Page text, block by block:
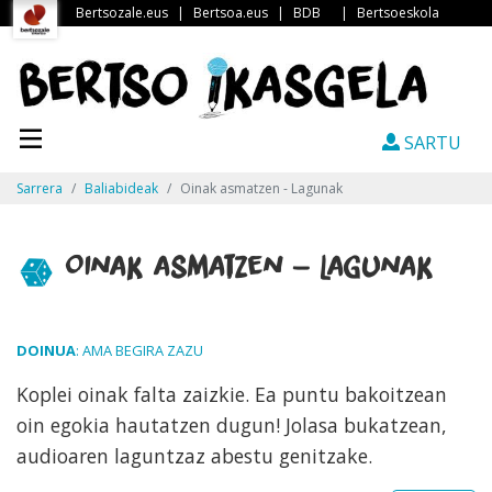
Bertsozale.eus | Bertsoa.eus | BDB | Bertsoeskola
SARTU
Sarrera Baliabideak Oinak asmatzen - Lagunak
Oinak asmatzen - Lagunak
DOINUA: AMA BEGIRA ZAZU
Koplei oinak falta zaizkie. Ea puntu bakoitzean
oin egokia hautatzen dugun! Jolasa bukatzean,
audioaren laguntzaz abestu genitzake.